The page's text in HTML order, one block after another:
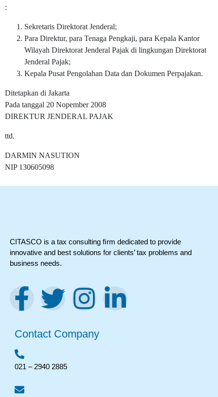
:
Sekretaris Direktorat Jenderal;
Para Direktur, para Tenaga Pengkaji, para Kepala Kantor
Wilayah Direktorat Jenderal Pajak di lingkungan Direktorat
Jenderal Pajak;
Kepala Pusat Pengolahan Data dan Dokumen Perpajakan.
Ditetapkan di Jakarta
Pada tanggal 20 Nopember 2008
DIREKTUR JENDERAL PAJAK
ttd.
DARMIN NASUTION
NIP 130605098
CITASCO is a tax consulting ﬁrm dedicated to provide
innovative and best solutions for clients’ tax problems and
business needs.
Contact Company
021 – 2940 2885